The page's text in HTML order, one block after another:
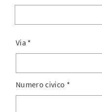
Via *
Numero civico *